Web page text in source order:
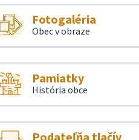
Fotogaléria
Obec v obraze
Pamiatky
História obce
Podateľňa tlačív